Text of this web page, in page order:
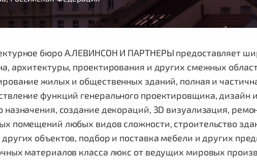
бюро А.ЛЕВИНСОН И ПАРТНЕРЫ предоставляет
архитектуры, проектирования и других смежных
жилых и общественных зданий, полная и
функций генерального проектировщика, дизайн
назначения, создание декораций, 3D визуализация,
помещений любых видов сложности, строительство
объектов, подбор и поставка мебели и других
материалов класса люкс от ведущих мировых